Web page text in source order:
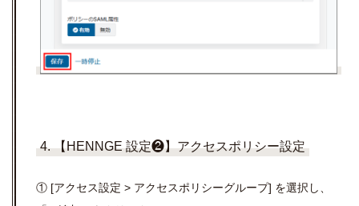
4. 【HENNGE 設定❷】アクセスポリシー設定
① [アクセス設定 > アクセスポリシーグループ] を選択し、